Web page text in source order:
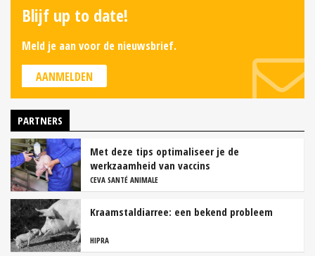
Blijf up to date!
Meld je aan voor de nieuwsbrief.
AANMELDEN
PARTNERS
Met deze tips optimaliseer je de
werkzaamheid van vaccins
CEVA SANTÉ ANIMALE
Kraamstaldiarree: een bekend probleem
HIPRA